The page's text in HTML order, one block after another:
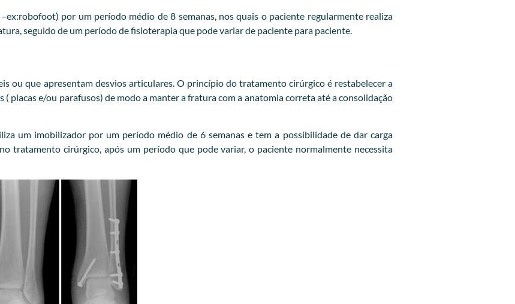
por um período médio de 8 semanas, nos quais o paciente regularmente realiza
seguido de um período de fisioterapia que pode variar de paciente para paciente.
ou que apresentam desvios articulares. O princípio do tratamento cirúrgico é restabelecer a
e/ou parafusos) de modo a manter a fratura com a anatomia correta até a consolidação
um imobilizador por um período médio de 6 semanas e tem a possibilidade de dar carga
tratamento cirúrgico, após um período que pode variar, o paciente normalmente necessita